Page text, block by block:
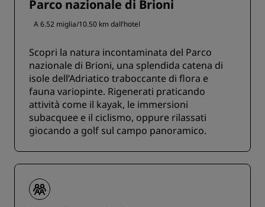
Parco nazionale di Brioni
A 6.52 miglia/10.50 km dall’hotel
Scopri la natura incontaminata del Parco
nazionale di Brioni, una splendida catena di
isole dell’Adriatico traboccante di flora e
fauna variopinte. Rigenerati praticando
attività come il kayak, le immersioni
subacquee e il ciclismo, oppure rilassati
giocando a golf sul campo panoramico.